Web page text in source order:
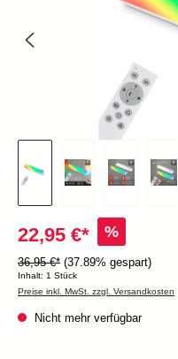
22,95 €* %
36,95 €* (37.89% gespart)
Inhalt: 1 Stück
Preise inkl. MwSt. zzgl. Versandkosten
Nicht mehr verfügbar